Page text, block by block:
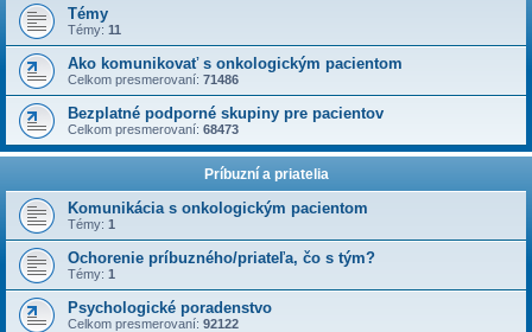
Témy
Témy: 11
Ako komunikovať s onkologickým pacientom
Celkom presmerovaní: 71486
Bezplatné podporné skupiny pre pacientov
Celkom presmerovaní: 68473
Príbuzní a priatelia
Komunikácia s onkologickým pacientom
Témy: 1
Ochorenie príbuzného/priateľa, čo s tým?
Témy: 1
Psychologické poradenstvo
Celkom presmerovaní: 92122